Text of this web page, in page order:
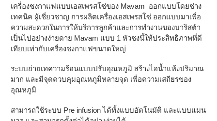
เครื่องชงกาแฟแบบเอสเพรสโซ่ของ Mavam ออกแบบโดยช่าง
เทคนิค ผู้เชี่ยวชาญ การผลิตเครื่องเอสเพรสโซ่ ออกแบบมาเพื่อ
ความสะดวกในการให้บริการลูกค้าและการทำงานของบาริสต้า
เป็นไปอย่างง่ายดาย Mavam แบบ 1 หัวชงนี้ให้ประสิทธิภาพที่ดี
เทียบเท่ากับเครื่องชงกาแฟขนาดใหญ่
ระบบถ่ายเทความร้อนแบบปรับอุณหภูมิ สร้างไอน้ำแห้งปริมาณ
มาก และมีจุดควบคุมอุณหภูมิหลายจุด เพื่อความเสถียรของ
อุณหภูมิ
สามารถใช้ระบบ Pre infusion ได้ทั้งแบบอัตโนมัติ และแบบแมน